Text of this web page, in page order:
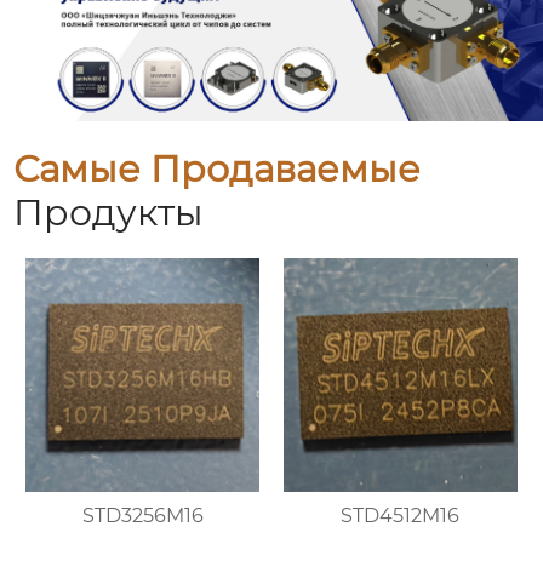
Самые Продаваемые
Продукты
STD3256M16 STD4512M16